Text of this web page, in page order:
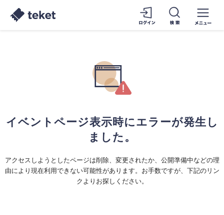
イベントページ表示時にエラーが発生し
ました。
アクセスしようとしたページは削除、変更されたか、公開準備中などの理
由により現在利用できない可能性があります。お手数ですが、下記のリン
クよりお探しください。